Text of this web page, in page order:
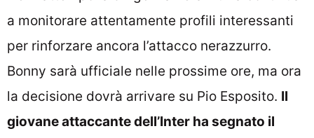
a monitorare attentamente profili interessanti
per rinforzare ancora l’attacco nerazzurro.
Bonny sarà ufficiale nelle prossime ore, ma ora
la decisione dovrà arrivare su Pio Esposito. Il
giovane attaccante dell’Inter ha segnato il